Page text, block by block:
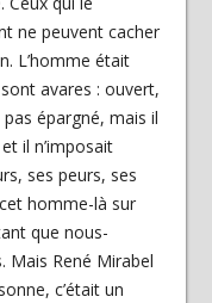
ne peuvent cacher
L’homme était
avares : ouvert,
épargné, mais il
il n’imposait
ses peurs, ses
homme-là sur
que nous-
René Mirabel
c’était un